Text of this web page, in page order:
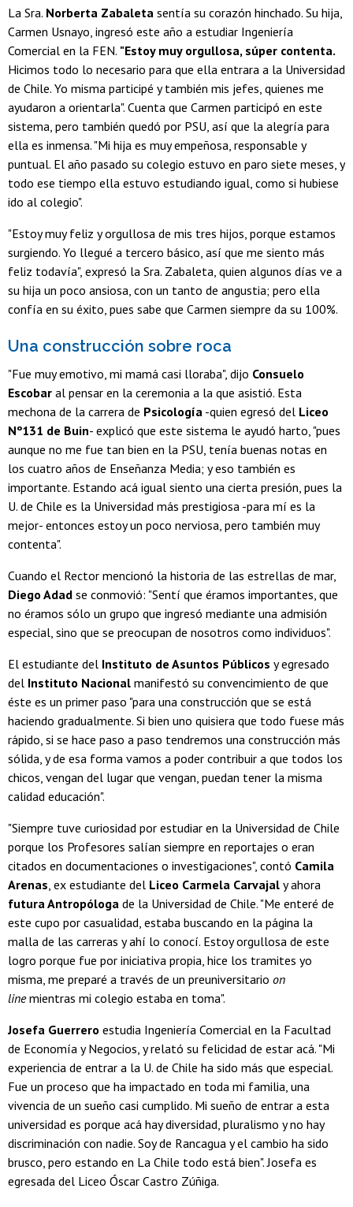
La Sra. Norberta Zabaleta sentía su corazón hinchado. Su hija,
Carmen Usnayo, ingresó este año a estudiar Ingeniería
Comercial en la FEN. "Estoy muy orgullosa, súper contenta.
Hicimos todo lo necesario para que ella entrara a la Universidad
de Chile. Yo misma participé y también mis jefes, quienes me
ayudaron a orientarla". Cuenta que Carmen participó en este
sistema, pero también quedó por PSU, así que la alegría para
ella es inmensa. "Mi hija es muy empeñosa, responsable y
puntual. El año pasado su colegio estuvo en paro siete meses, y
todo ese tiempo ella estuvo estudiando igual, como si hubiese
ido al colegio".
"Estoy muy feliz y orgullosa de mis tres hijos, porque estamos
surgiendo. Yo llegué a tercero básico, así que me siento más
feliz todavía", expresó la Sra. Zabaleta, quien algunos días ve a
su hija un poco ansiosa, con un tanto de angustia; pero ella
confía en su éxito, pues sabe que Carmen siempre da su 100%.
Una construcción sobre roca
"Fue muy emotivo, mi mamá casi lloraba", dijo Consuelo
Escobar al pensar en la ceremonia a la que asistió. Esta
mechona de la carrera de Psicología -quien egresó del Liceo
Nº131 de Buin- explicó que este sistema le ayudó harto, "pues
aunque no me fue tan bien en la PSU, tenía buenas notas en
los cuatro años de Enseñanza Media; y eso también es
importante. Estando acá igual siento una cierta presión, pues la
U. de Chile es la Universidad más prestigiosa -para mí es la
mejor- entonces estoy un poco nerviosa, pero también muy
contenta".
Cuando el Rector mencionó la historia de las estrellas de mar,
Diego Adad se conmovió: "Sentí que éramos importantes, que
no éramos sólo un grupo que ingresó mediante una admisión
especial, sino que se preocupan de nosotros como individuos".
El estudiante del Instituto de Asuntos Públicos y egresado
del Instituto Nacional manifestó su convencimiento de que
éste es un primer paso "para una construcción que se está
haciendo gradualmente. Si bien uno quisiera que todo fuese más
rápido, si se hace paso a paso tendremos una construcción más
sólida, y de esa forma vamos a poder contribuir a que todos los
chicos, vengan del lugar que vengan, puedan tener la misma
calidad educación".
"Siempre tuve curiosidad por estudiar en la Universidad de Chile
porque los Profesores salían siempre en reportajes o eran
citados en documentaciones o investigaciones", contó Camila
Arenas, ex estudiante del Liceo Carmela Carvajal y ahora
futura Antropóloga de la Universidad de Chile. "Me enteré de
este cupo por casualidad, estaba buscando en la página la
malla de las carreras y ahí lo conocí. Estoy orgullosa de este
logro porque fue por iniciativa propia, hice los tramites yo
misma, me preparé a través de un preuniversitario on
linemientras mi colegio estaba en toma".
Josefa Guerrero estudia Ingeniería Comercial en la Facultad
de Economía y Negocios, y relató su felicidad de estar acá. "Mi
experiencia de entrar a la U. de Chile ha sido más que especial.
Fue un proceso que ha impactado en toda mi familia, una
vivencia de un sueño casi cumplido. Mi sueño de entrar a esta
universidad es porque acá hay diversidad, pluralismo y no hay
discriminación con nadie. Soy de Rancagua y el cambio ha sido
brusco, pero estando en La Chile todo está bien". Josefa es
egresada del Liceo Óscar Castro Zúñiga.